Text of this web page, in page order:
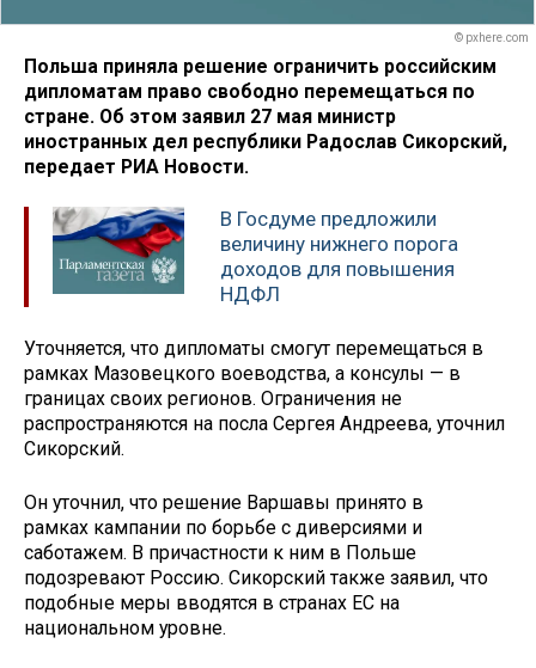
© pxhere.com
Польша приняла решение ограничить российским
дипломатам право свободно перемещаться по
стране. Об этом заявил 27 мая министр
иностранных дел республики Радослав Сикорский,
передает РИА Новости.
В Госдуме предложили
величину нижнего порога
доходов для повышения
НДФЛ
Уточняется, что дипломаты смогут перемещаться в
рамках Мазовецкого воеводства, а консулы — в
границах своих регионов. Ограничения не
распространяются на посла Сергея Андреева, уточнил
Сикорский.
Он уточнил, что решение Варшавы принято в
рамках кампании по борьбе с диверсиями и
саботажем. В причастности к ним в Польше
подозревают Россию. Сикорский также заявил, что
подобные меры вводятся в странах ЕС на
национальном уровне.